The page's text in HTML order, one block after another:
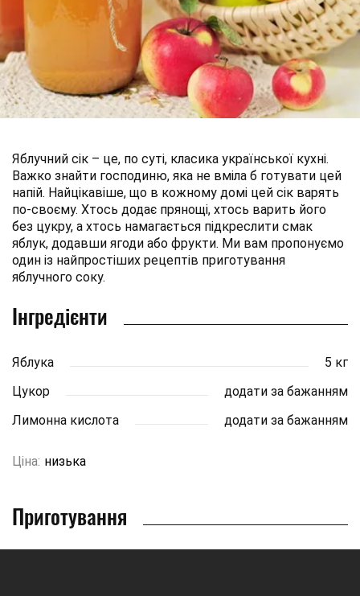
Яблучний сік – це, по суті, класика української кухні.
Важко знайти господиню, яка не вміла б готувати цей
напій. Найцікавіше, що в кожному домі цей сік варять
по-своєму. Хтось додає прянощі, хтось варить його
без цукру, а хтось намагається підкреслити смак
яблук, додавши ягоди або фрукти. Ми вам пропонуємо
один із найпростіших рецептів приготування
яблучного соку.
Інгредієнти
Яблука
5 кг
Цукор
додати за бажанням
Лимонна кислота
додати за бажанням
Ціна: низька
Приготування